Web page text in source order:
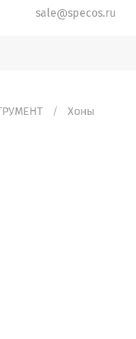
sale@specos.ru
Хоны